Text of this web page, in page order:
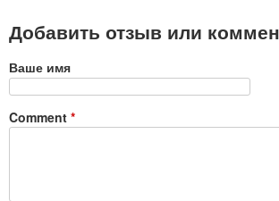
Добавить отзыв или
Ваше имя
Comment *